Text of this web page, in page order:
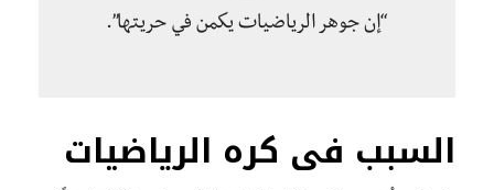
“إن جوهر الرياضيات يكمن في حريتها”.
السبب فى كره الرياضيات